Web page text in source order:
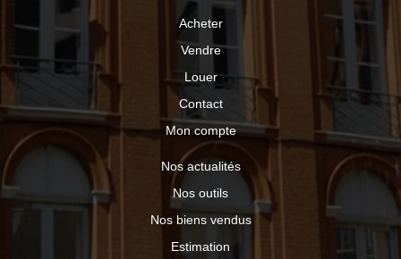
Acheter
Vendre
Louer
Contact
Mon compte
Nos actualités
Nos outils
Nos biens vendus
Estimation